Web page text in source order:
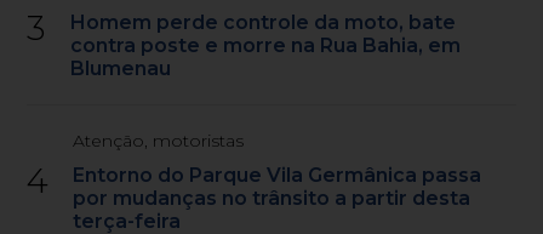
3
Homem perde controle da moto, bate
contra poste e morre na Rua Bahia, em
Blumenau
4
Atenção, motoristas
Entorno do Parque Vila Germânica passa
por mudanças no trânsito a partir desta
terça-feira